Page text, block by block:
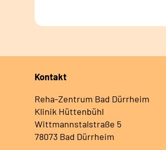
Kontakt
Reha-Zentrum Bad Dürrheim
Klinik Hüttenbühl
Wittmannstalstraße 5
78073 Bad Dürrheim